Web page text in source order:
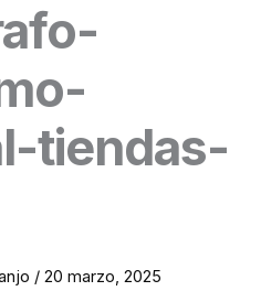
tiendas-
/ 20 marzo, 2025